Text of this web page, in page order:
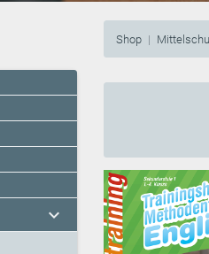
Shop
expand_more